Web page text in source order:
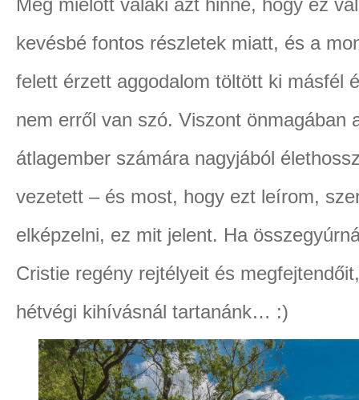
Még mielőtt valaki azt hinné, hogy ez
kevésbé fontos részletek miatt, és a
felett érzett aggodalom töltött ki másfél
nem erről van szó. Viszont önmagában
átlagember számára nagyjából
vezetett – és most, hogy ezt leírom,
elképzelni, ez mit jelent. Ha
Cristie regény rejtélyeit és
hétvégi kihívásnál tartanánk… :)